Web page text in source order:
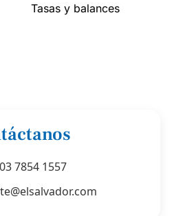
Tasas y balances
7854 1557